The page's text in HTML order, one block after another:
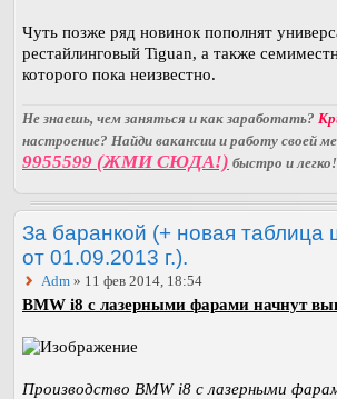
Чуть позже ряд новинок пополнят
рестайлинговый Tiguan, а также
которого пока неизвестно.
Не знаешь, чем заняться и как заработать?
настроение? Найди вакансии и работу своей
9955599 (ЖМИ СЮДА!) быстро и легко!
За баранкой (+ новая
от 01.09.2013 г.).
Adm » 11 фев 2014, 18:54
BMW i8 с лазерными фарами начнут
Производство BMW i8 с лазерными